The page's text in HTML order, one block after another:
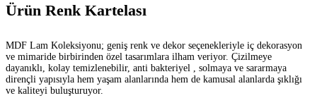
Ürün Renk Kartelası
MDF Lam Koleksiyonu; geniş renk ve dekor seçenekleriyle iç dekorasyon
ve mimaride birbirinden özel tasarımlara ilham veriyor. Çizilmeye
dayanıklı, kolay temizlenebilir, anti bakteriyel , solmaya ve sararmaya
dirençli yapısıyla hem yaşam alanlarında hem de kamusal alanlarda şıklığı
ve kaliteyi buluşturuyor.